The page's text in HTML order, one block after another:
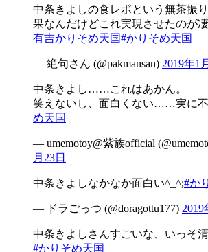
中条きよしの食レポという無茶振
果なんだけどこれ実現させたのが
有吉かりそめ天国#かりそめ天国
— 絶句さん (@pakmansan) 2019年1
中条きよし……これはあかん。
笑えないし、面白くない……実に不
め天国
— umemotoy@紫族official
月23日
中条きよしなかなか面白い^_^;#か
— ドラごっつ (@doragottu177) 2019
中条きよしさんすごいな、いっそ
#かりそめ天国